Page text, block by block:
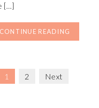
[…]
CONTINUE READING
1 2 Next